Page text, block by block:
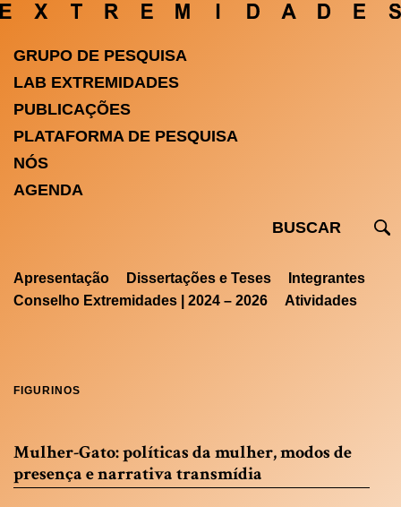
GRUPO DE PESQUISA
LAB EXTREMIDADES
PUBLICAÇÕES
PLATAFORMA DE PESQUISA
NÓS
AGENDA
Apresentação Dissertações e Teses
Integrantes
Conselho Extremidades | 2024 – 2026
Atividades
FIGURINOS
Mulher-Gato: políticas da mulher, modos de
presença e narrativa transmídia